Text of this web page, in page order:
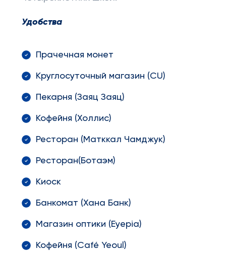
Удобства
Прачечная монет
Круглосуточный магазин (CU)
Пекарня (Заяц Заяц)
Кофейня (Холлис)
Ресторан (Матккал Чамджук)
Ресторан(Ботаэм)
Киоск
Банкомат (Хана Банк)
Магазин оптики (Eyepia)
Кофейня (Café Yeoul)